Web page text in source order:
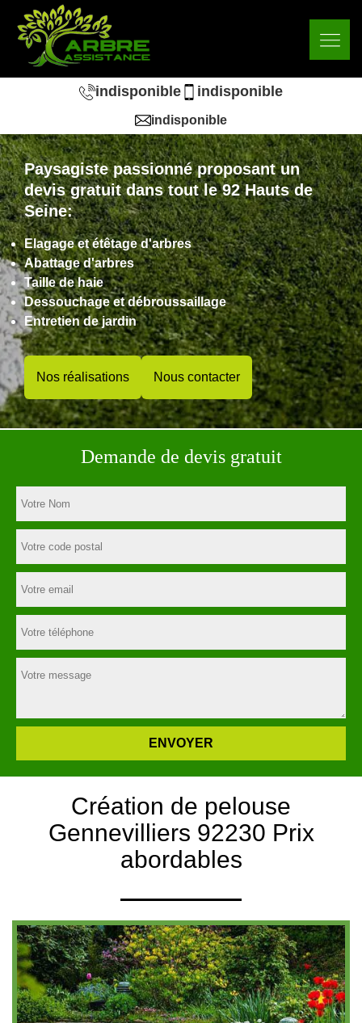
indisponible indisponible
indisponible
Paysagiste passionné proposant un
devis gratuit dans tout le 92 Hauts de
Seine:
Elagage et étêtage d'arbres
Abattage d'arbres
Taille de haie
Dessouchage et débroussaillage
Entretien de jardin
Nos réalisations Nous contacter
Demande de devis gratuit
Création de pelouse
Gennevilliers 92230 Prix
abordables